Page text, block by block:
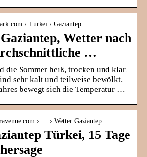
› Türkei › Gaziantep
Wetter nach
…
die Sommer heiß, trocken und klar,
sehr kalt und teilweise bewölkt.
bewegt sich die Temperatur …
› … › Wetter Gaziantep
Türkei, 15 Tage